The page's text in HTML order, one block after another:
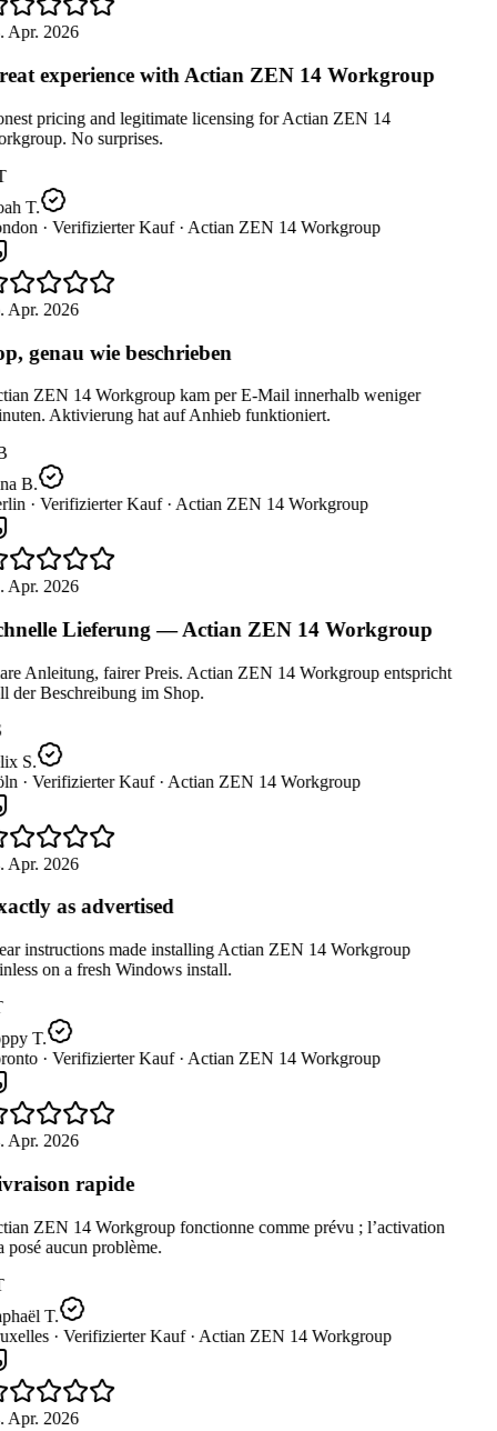
Apr. 2026
experience with Actian ZEN 14 Workgroup
pricing and legitimate licensing for Actian ZEN 14
No surprises.
T.
· Verifizierter Kauf · Actian ZEN 14 Workgroup
Apr. 2026
genau wie beschrieben
ZEN 14 Workgroup kam per E-Mail innerhalb weniger
Aktivierung hat auf Anhieb funktioniert.
B.
· Verifizierter Kauf · Actian ZEN 14 Workgroup
Apr. 2026
Lieferung — Actian ZEN 14 Workgroup
Anleitung, fairer Preis. Actian ZEN 14 Workgroup entspricht
der Beschreibung im Shop.
S.
· Verifizierter Kauf · Actian ZEN 14 Workgroup
Apr. 2026
as advertised
instructions made installing Actian ZEN 14 Workgroup
on a fresh Windows install.
T.
· Verifizierter Kauf · Actian ZEN 14 Workgroup
Apr. 2026
rapide
ZEN 14 Workgroup fonctionne comme prévu ; l’activation
posé aucun problème.
T.
· Verifizierter Kauf · Actian ZEN 14 Workgroup
Apr. 2026